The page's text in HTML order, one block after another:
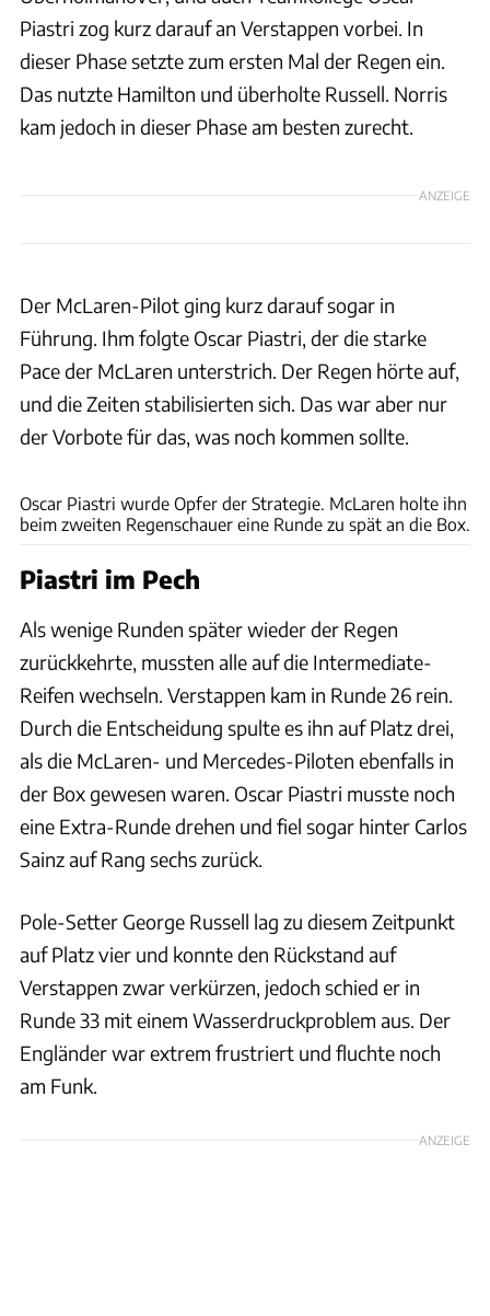
Piastri zog kurz darauf an Verstappen vorbei. In
dieser Phase setzte zum ersten Mal der Regen ein.
Das nutzte Hamilton und überholte Russell. Norris
kam jedoch in dieser Phase am besten zurecht.
ANZEIGE
Der McLaren-Pilot ging kurz darauf sogar in
Führung. Ihm folgte Oscar Piastri, der die starke
Pace der McLaren unterstrich. Der Regen hörte auf,
und die Zeiten stabilisierten sich. Das war aber nur
der Vorbote für das, was noch kommen sollte.
Oscar Piastri wurde Opfer der Strategie. McLaren holte ihn
beim zweiten Regenschauer eine Runde zu spät an die Box.
Piastri im Pech
Als wenige Runden später wieder der Regen
zurückkehrte, mussten alle auf die Intermediate-
Reifen wechseln. Verstappen kam in Runde 26 rein.
Durch die Entscheidung spulte es ihn auf Platz drei,
als die McLaren- und Mercedes-Piloten ebenfalls in
der Box gewesen waren. Oscar Piastri musste noch
eine Extra-Runde drehen und fiel sogar hinter Carlos
Sainz auf Rang sechs zurück.
Pole-Setter George Russell lag zu diesem Zeitpunkt
auf Platz vier und konnte den Rückstand auf
Verstappen zwar verkürzen, jedoch schied er in
Runde 33 mit einem Wasserdruckproblem aus. Der
Engländer war extrem frustriert und fluchte noch
am Funk.
ANZEIGE